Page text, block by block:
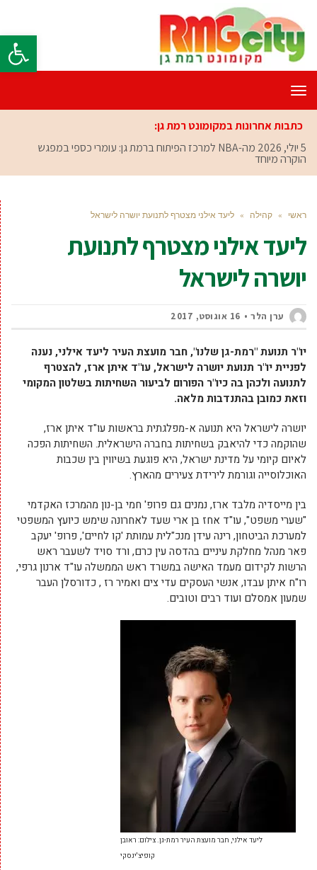
פתח
תפריט
כתבות אחרונות במקומונט רמת גן:
5 יולי, 2026
מה-NBA למרכז הפיתוח ברמת גן: עומרי כספי במפגש
הוקרה מיוחד
ראשי » קהילה » ליעד אילני מצטרף לתנועת יושרה לישראל
ליעד אילני מצטרף לתנועת
יושרה לישראל
ערן הלר 16 אוגוסט, 2017
יו"ר תנועת "רמת-גן שלנו", חבר מועצת העיר ליעד אילני, נענה
לפניית יו"ר תנועת יושרה לישראל, עו"ד איתן ארז, להצטרף
לתנועה ולכהן בה כיו"ר הפורום לביעור השחיתות בשלטון המקומי
וזאת כמובן בהתנדבות מלאה.
יושרה לישראל היא תנועה א-מפלגתית בראשות עו"ד איתן ארז,
שהוקמה כדי להיאבק בשחיתות בחברה הישראלית. השחיתות הפכה
לאיום קיומי על מדינת ישראל, היא פוגעת בשיווין בין שכבות
האוכלוסייה וגורמת לירידת צעירים מהארץ.
בין מייסדיה מלבד ארז, נמנים גם פרופ' חמי בן-נון מהמרכז האקדמי
"שערי משפט", עו"ד אחז בן ארי שעד לאחרונה שימש כיועץ המשפטי
למערכת הביטחון, רינה עידן מנכ"לית עמותת 'קו לחיים', פרופ' יעקב
פאר מנהל מחלקת עיניים בהדסה עין כרם, ורד סויד לשעבר ראש
הרשות לקידום מעמד האישה במשרד ראש הממשלה עו"ד ארנון גרפי,
רו"ח איתן עבדו, אנשי העסקים עדי צים ואמיר רז , כדורסלן העבר
שמעון אמסלם ועוד רבים וטובים.
ליעד אילני, חבר מועצת העיר רמת-גן. צילום: ראובן
קופיצ'ינסקי